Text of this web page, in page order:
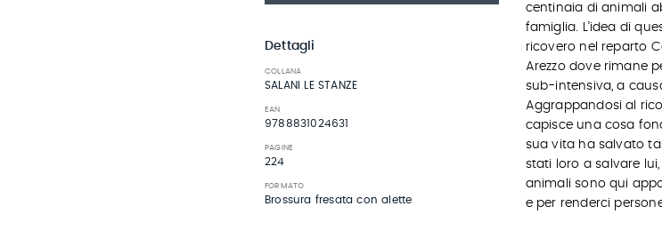
Dettagli
COLLANA
SALANI LE STANZE
EAN
9788831024631
PAGINE
224
FORMATO
Brossura fresata con alette
centinaia di animali
famiglia. L’idea di
ricovero nel reparto
Arezzo dove rimane
sub-intensiva, a
Aggrappandosi al
capisce una cosa
sua vita ha salvato
stati loro a salvare
animali sono qui
e per renderci